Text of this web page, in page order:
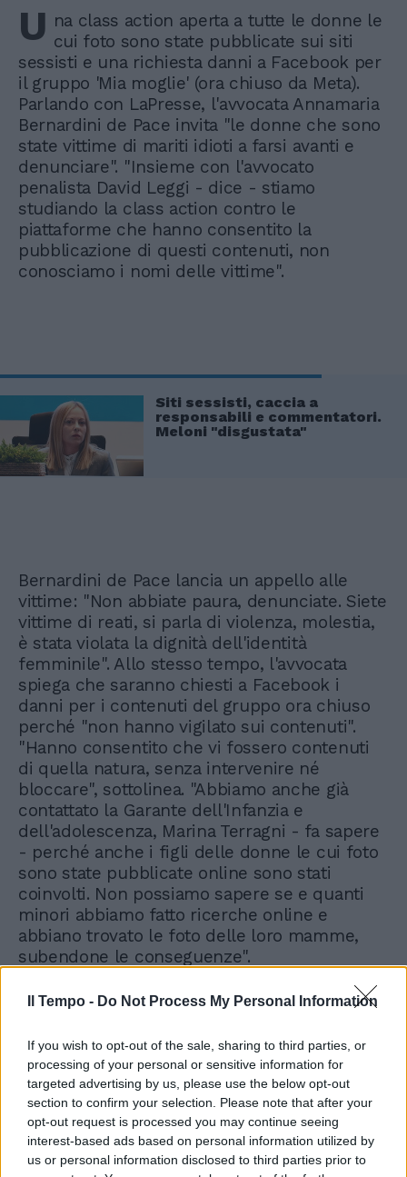
Il Tempo - Do Not Process My Personal Information
If you wish to opt-out of the sale, sharing to third parties, or
processing of your personal or sensitive information for
targeted advertising by us, please use the below opt-out
section to confirm your selection. Please note that after your
opt-out request is processed you may continue seeing
interest-based ads based on personal information utilized by
us or personal information disclosed to third parties prior to
U na class action aperta a tutte le donne le
cui foto sono state pubblicate sui siti
sessisti e una richiesta danni a Facebook per
il gruppo 'Mia moglie' (ora chiuso da Meta).
Parlando con LaPresse, l'avvocata Annamaria
Bernardini de Pace invita "le donne che sono
state vittime di mariti idioti a farsi avanti e
denunciare". "Insieme con l'avvocato
penalista David Leggi - dice - stiamo
studiando la class action contro le
piattaforme che hanno consentito la
pubblicazione di questi contenuti, non
conosciamo i nomi delle vittime".
Siti sessisti, caccia a
responsabili e commentatori.
Meloni "disgustata"
Bernardini de Pace lancia un appello alle
vittime: "Non abbiate paura, denunciate. Siete
vittime di reati, si parla di violenza, molestia,
è stata violata la dignità dell'identità
femminile". Allo stesso tempo, l'avvocata
spiega che saranno chiesti a Facebook i
danni per i contenuti del gruppo ora chiuso
perché "non hanno vigilato sui contenuti".
"Hanno consentito che vi fossero contenuti
di quella natura, senza intervenire né
bloccare", sottolinea. "Abbiamo anche già
contattato la Garante dell'Infanzia e
dell'adolescenza, Marina Terragni - fa sapere
- perché anche i figli delle donne le cui foto
sono state pubblicate online sono stati
coinvolti. Non possiamo sapere se e quanti
minori abbiamo fatto ricerche online e
abbiano trovato le foto delle loro mamme,
subendone le conseguenze".
"Ci sono anch'io". Il video
delle giornaliste del Tg1 sul
sito sessista: "Basta,
denunciamo"